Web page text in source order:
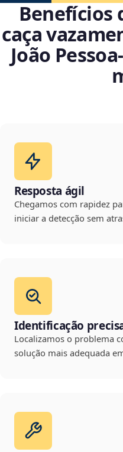
Benefícios
caça
João
Resposta ágil
Chegamos com rapidez
iniciar a detecção sem
Identificação
Localizamos o problema
solução mais adequada